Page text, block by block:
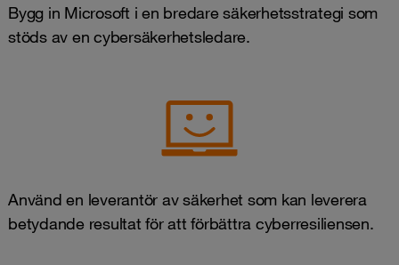
Bygg in Microsoft i en bredare säkerhetsstrategi som
stöds av en cybersäkerhetsledare.
Använd en leverantör av säkerhet som kan leverera
betydande resultat för att förbättra cyberresiliensen.